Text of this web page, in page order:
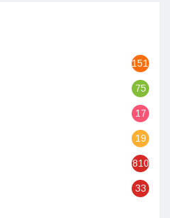
1513
75
17
19
810
33